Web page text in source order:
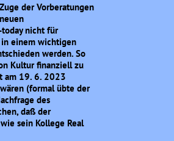
der Vorberatungen
nicht für
in einem wichtigen
werden. So
Kultur finanziell zu
am 19. 6. 2023
(formal übte der
des
daß der
sein Kollege Real